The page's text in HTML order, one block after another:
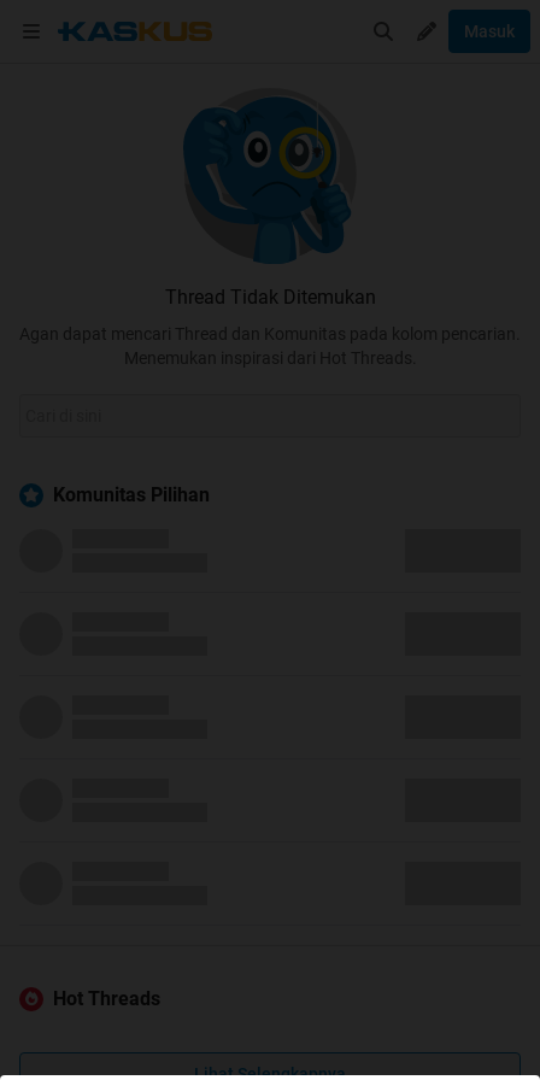
Masuk
Thread Tidak Ditemukan
Agan dapat mencari Thread dan Komunitas pada kolom pencarian.
Menemukan inspirasi dari Hot Threads.
Komunitas Pilihan
Hot Threads
Lihat Selengkapnya